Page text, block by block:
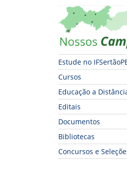
Início da
Mapa Campi
Estude no
Cursos
Educação a
Editais
Documentos
Bibliotecas
Concursos e